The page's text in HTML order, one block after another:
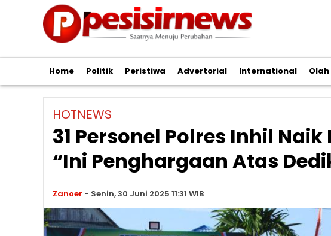
Home Politik Peristiwa Advertorial International
HOTNEWS
31 Personel Polres Inhil
“Ini Penghargaan Atas
Zanoer - Senin, 30 Juni 2025 11:31 WIB